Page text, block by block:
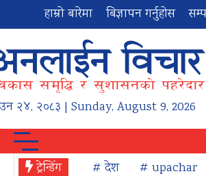
हाम्रो बारेमा बिज्ञापन गर्नुहोस
२४, २०८३ | Sunday, August 9, 2026
ट्रेन्डिंग # देश # upachar